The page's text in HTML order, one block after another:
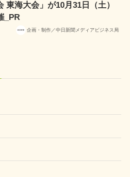
東海大会」が10月31日（土）
_PR
企画・制作／中日新聞メディアビジネス局